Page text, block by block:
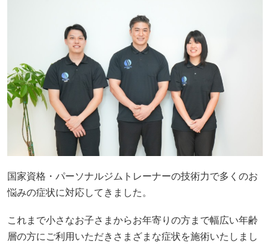
国家資格・パーソナルジムトレーナーの技術力で多くのお
悩みの症状に対応してきました。
これまで小さなお子さまからお年寄りの方まで幅広い年齢
層の方にご利用いただきさまざまな症状を施術いたしまし